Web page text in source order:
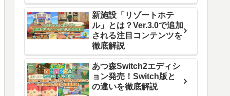
新施設「リゾートホテ
ル」とは？Ver.3.0で追加
される注目コンテンツを
徹底解説
あつ森Switch2エディシ
ョン発売！Switch版と
の違いを徹底解説